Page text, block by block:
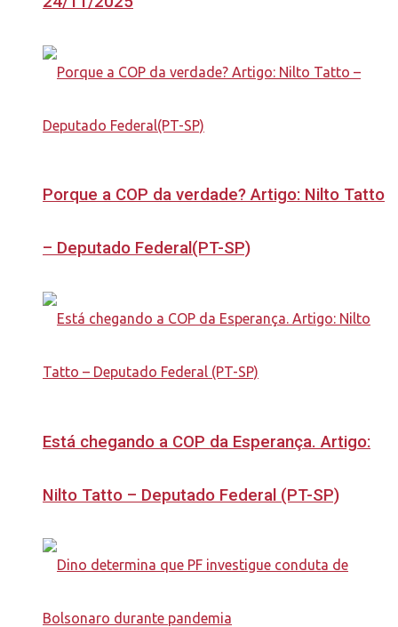
Porque a COP da verdade? Artigo: Nilto Tatto
– Deputado Federal(PT-SP)
Está chegando a COP da Esperança. Artigo:
Nilto Tatto – Deputado Federal (PT-SP)